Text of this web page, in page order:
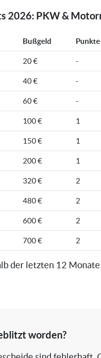
2026: PKW &
Bußgeld Punkte
20 € -
40 € -
60 € -
100 € 1
150 € 1
200 € 1
320 € 2
480 € 2
600 € 2
700 € 2
der letzten 12
worden?